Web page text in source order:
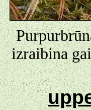
izraibina